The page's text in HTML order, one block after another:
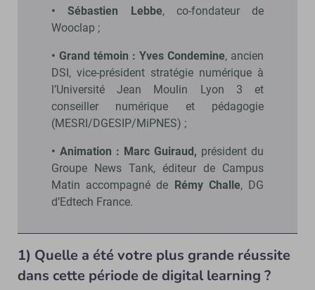
• Sébastien Lebbe, co-fondateur de
Wooclap ;
• Grand témoin : Yves Condemine, ancien
DSI, vice-président stratégie numérique à
l’Université Jean Moulin Lyon 3 et
conseiller numérique et pédagogie
(MESRI/DGESIP/MiPNES) ;
• Animation : Marc Guiraud, président du
Groupe News Tank, éditeur de Campus
Matin accompagné de Rémy Challe, DG
d’Edtech France.
1) Quelle a été votre plus grande réussite
dans cette période de digital learning ?